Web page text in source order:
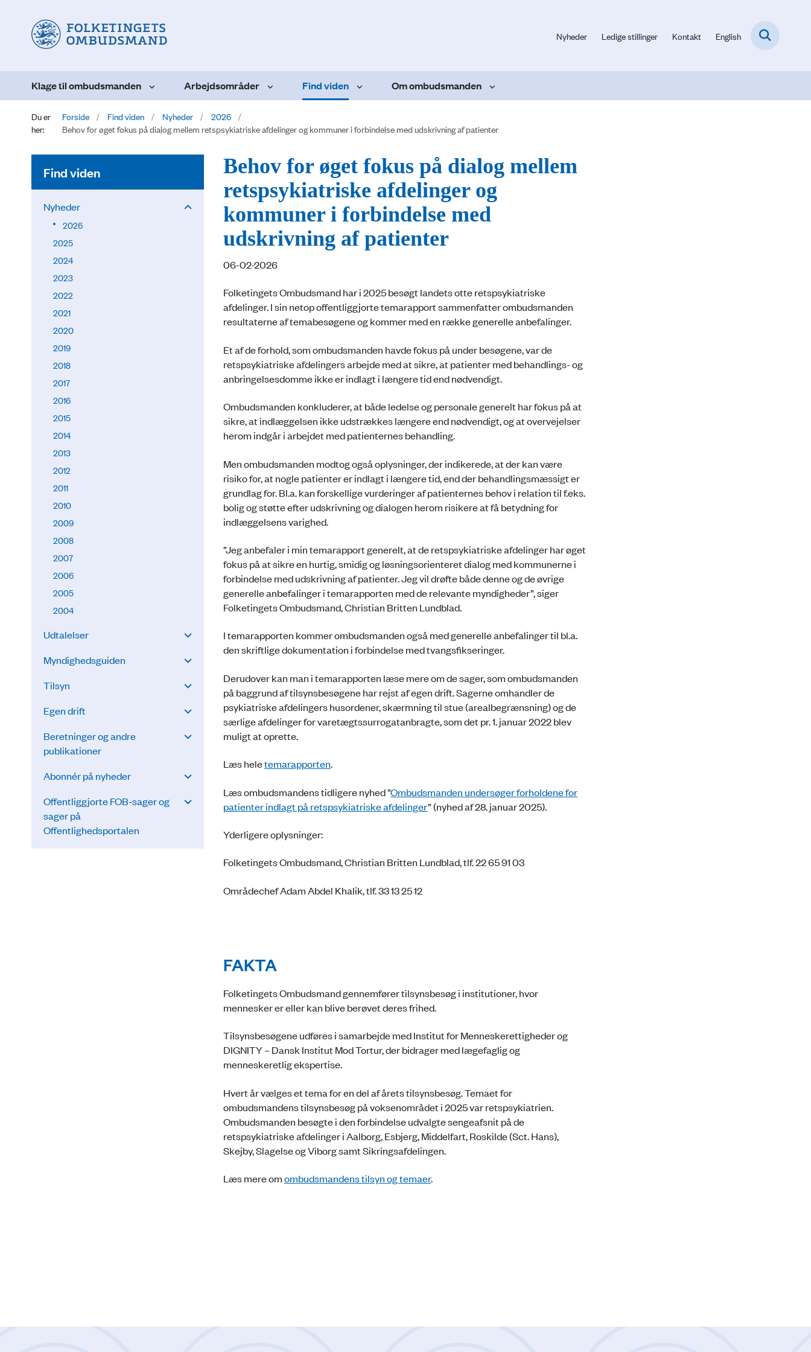
Nyheder Ledige stillinger Kontakt English
Klage til ombudsmanden Arbejdsområder Find viden Om ombudsmanden
Du er
her:
Forside Find viden Nyheder
2026
Behov for øget fokus på dialog mellem retspsykiatriske afdelinger og kommuner i forbindelse med udskrivning af patienter
Find viden
Nyheder
2026
2025
2024
2023
2022
2021
2020
2019
2018
2017
2016
2015
2014
2013
2012
2011
2010
2009
2008
2007
2006
2005
2004
Udtalelser
Myndighedsguiden
Tilsyn
Egen drift
Beretninger og andre
publikationer
Abonnér på nyheder
Offentliggjorte FOB-sager og
sager på
Offentlighedsportalen
Behov for øget fokus på dialog mellem
retspsykiatriske afdelinger og
kommuner i forbindelse med
udskrivning af patienter
06-02-2026
Folketingets Ombudsmand har i 2025 besøgt landets otte retspsykiatriske
afdelinger. I sin netop offentliggjorte temarapport sammenfatter ombudsmanden
resultaterne af temabesøgene og kommer med en række generelle anbefalinger.
Et af de forhold, som ombudsmanden havde fokus på under besøgene, var de
retspsykiatriske afdelingers arbejde med at sikre, at patienter med behandlings- og
anbringelsesdomme ikke er indlagt i længere tid end nødvendigt.
Ombudsmanden konkluderer, at både ledelse og personale generelt har fokus på at
sikre, at indlæggelsen ikke udstrækkes længere end nødvendigt, og at overvejelser
herom indgår i arbejdet med patienternes behandling.
Men ombudsmanden modtog også oplysninger, der indikerede, at der kan være
risiko for, at nogle patienter er indlagt i længere tid, end der behandlingsmæssigt er
grundlag for. Bl.a. kan forskellige vurderinger af patienternes behov i relation til f.eks.
bolig og støtte efter udskrivning og dialogen herom risikere at få betydning for
indlæggelsens varighed.
”Jeg anbefaler i min temarapport generelt, at de retspsykiatriske afdelinger har øget
fokus på at sikre en hurtig, smidig og løsningsorienteret dialog med kommunerne i
forbindelse med udskrivning af patienter. Jeg vil drøfte både denne og de øvrige
generelle anbefalinger i temarapporten med de relevante myndigheder”, siger
Folketingets Ombudsmand, Christian Britten Lundblad.
I temarapporten kommer ombudsmanden også med generelle anbefalinger til bl.a.
den skriftlige dokumentation i forbindelse med tvangsfikseringer.
Derudover kan man i temarapporten læse mere om de sager, som ombudsmanden
på baggrund af tilsynsbesøgene har rejst af egen drift. Sagerne omhandler de
psykiatriske afdelingers husordener, skærmning til stue (arealbegrænsning) og de
særlige afdelinger for varetægtssurrogatanbragte, som det pr. 1. januar 2022 blev
muligt at oprette.
Læs heletemarapporten.
Læs ombudsmandens tidligere nyhed ”Ombudsmanden undersøger forholdene for
patienter indlagt på retspsykiatriske afdelinger” (nyhed af 28. januar 2025).
Yderligere oplysninger:
Folketingets Ombudsmand, Christian Britten Lundblad, tlf. 22 65 91 03
Områdechef Adam Abdel Khalik, tlf. 33 13 25 12
FAKTA
Folketingets Ombudsmand gennemfører tilsynsbesøg i institutioner, hvor
mennesker er eller kan blive berøvet deres frihed.
Tilsynsbesøgene udføres i samarbejde med Institut for Menneskerettigheder og
DIGNITY – Dansk Institut Mod Tortur, der bidrager med lægefaglig og
menneskeretlig ekspertise.
Hvert år vælges et tema for en del af årets tilsynsbesøg. Temaet for
ombudsmandens tilsynsbesøg på voksenområdet i 2025 var retspsykiatrien.
Ombudsmanden besøgte i den forbindelse udvalgte sengeafsnit på de
retspsykiatriske afdelinger i Aalborg, Esbjerg, Middelfart, Roskilde (Sct. Hans),
Skejby, Slagelse og Viborg samt Sikringsafdelingen.
Læs mere omombudsmandens tilsyn og temaer.